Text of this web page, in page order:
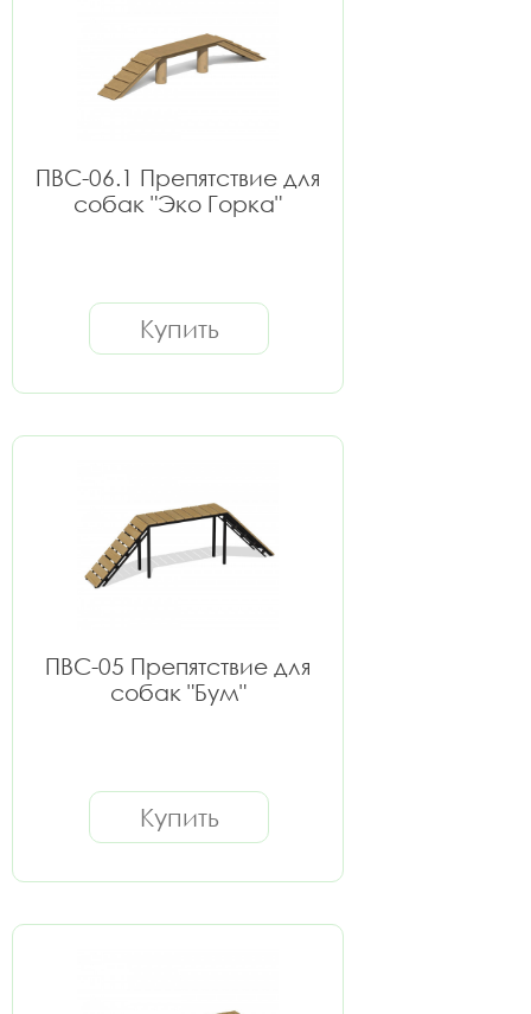
ПВС-06.1 Препятствие для
собак "Эко Горка"
Купить
ПВС-05 Препятствие для
собак "Бум"
Купить